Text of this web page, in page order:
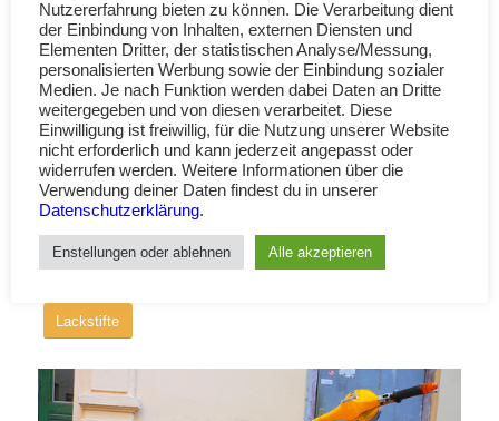
Weiterlesen
Vespa Rally: Giallo Karakiri
908 (Sonnengelb)
FOTOS LACKIERTER VESPAS MIT FARBCODES
Lack Anfrage und Bestellung
Lackstifte
Nutzererfahrung bieten zu können. Die Verarbeitung dient
der Einbindung von Inhalten, externen Diensten und
Elementen Dritter, der statistischen Analyse/Messung,
personalisierten Werbung sowie der Einbindung sozialer
Medien. Je nach Funktion werden dabei Daten an Dritte
weitergegeben und von diesen verarbeitet. Diese
Einwilligung ist freiwillig, für die Nutzung unserer Website
nicht erforderlich und kann jederzeit angepasst oder
widerrufen werden. Weitere Informationen über die
Verwendung deiner Daten findest du in unserer
Datenschutzerklärung.
Enstellungen oder ablehnen Alle akzeptieren